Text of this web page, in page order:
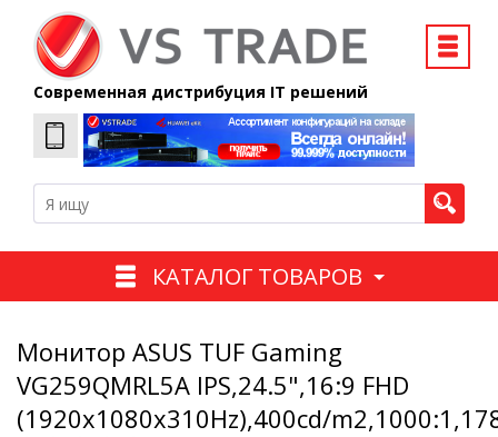
Современная дистрибуция IT решений
КАТАЛОГ ТОВАРОВ
Монитор ASUS TUF Gaming
VG259QMRL5A IPS,24.5",16:9 FHD
(1920x1080x310Hz),400cd/